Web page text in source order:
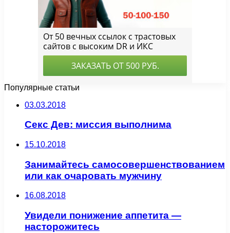
Популярные статьи
03.03.2018
Секс Дев: миссия выполнима
15.10.2018
Занимайтесь самосовершенствованием
или как очаровать мужчину
16.08.2018
Увидели понижение аппетита —
насторожитесь